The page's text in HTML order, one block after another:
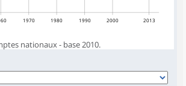
1970 1980 1990 2000 2013
nationaux - base 2010.